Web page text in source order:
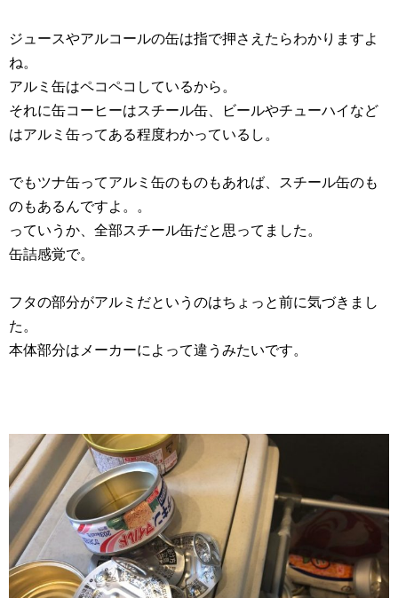
ジュースやアルコールの缶は指で押さえたらわかりますよ
ね。
アルミ缶はペコペコしているから。
それに缶コーヒーはスチール缶、ビールやチューハイなど
はアルミ缶ってある程度わかっているし。
でもツナ缶ってアルミ缶のものもあれば、スチール缶のも
のもあるんですよ。。
っていうか、全部スチール缶だと思ってました。
缶詰感覚で。
フタの部分がアルミだというのはちょっと前に気づきまし
た。
本体部分はメーカーによって違うみたいです。